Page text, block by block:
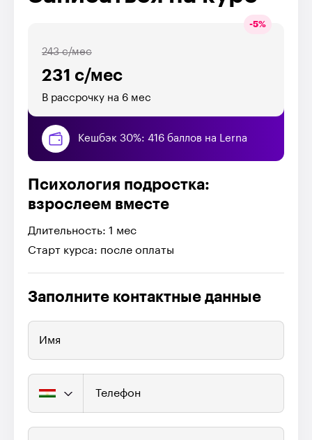
-5%
231 с/мес
243 с/мес
В рассрочку на 6 мес
Кешбэк 30%: 416 баллов на Lerna
Психология подростка:
взрослеем вместе
Длительность: 1 мес
Старт курса: после оплаты
Заполните контактные данные
Имя
Телефон